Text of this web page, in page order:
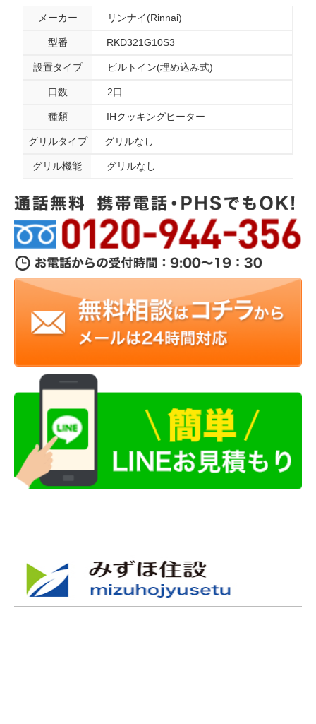
メーカー リンナイ(Rinnai)
型番 RKD321G10S3
設置タイプ ビルトイン(埋め込み式)
口数 2口
種類 IHクッキングヒーター
グリルタイプ グリルなし
グリル機能 グリルなし